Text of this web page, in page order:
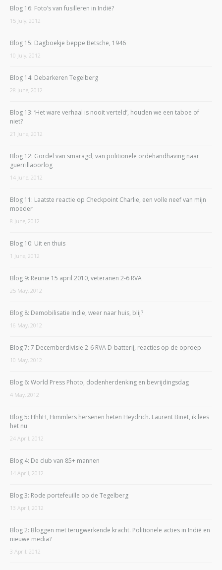
Blog 16: Foto’s van fusilleren in Indië?
15 July, 2012
Blog 15: Dagboekje beppe Betsche, 1946
10 July, 2012
Blog 14: Debarkeren Tegelberg
28 June, 2012
Blog 13: ‘Het ware verhaal is nooit verteld’, houden we een taboe of
niet?
21 June, 2012
Blog 12: Gordel van smaragd, van politionele ordehandhaving naar
guerrillaoorlog
14 June, 2012
Blog 11: Laatste reactie op Checkpoint Charlie, een volle neef van mijn
moeder
8 June, 2012
Blog 10: Uit en thuis
1 June, 2012
Blog 9: Reünie 15 april 2010, veteranen 2-6 RVA
25 May, 2012
Blog 8: Demobilisatie Indië, weer naar huis, blij?
16 May, 2012
Blog 7: 7 Decemberdivisie 2-6 RVA D-batterij, reacties op de oproep
10 May, 2012
Blog 6: World Press Photo, dodenherdenking en bevrijdingsdag
4 May, 2012
Blog 5: HhhH, Himmlers hersenen heten Heydrich. Laurent Binet, ik lees
het nu
24 April, 2012
Blog 4: De club van 85+ mannen
14 April, 2012
Blog 3: Rode portefeuille op de Tegelberg
13 April, 2012
Blog 2: Bloggen met terugwerkende kracht. Politionele acties in Indië en
nieuwe media?
3 April, 2012